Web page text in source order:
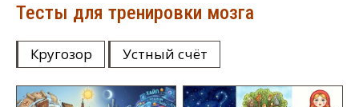
Тесты для тренировки мозга
Кругозор Устный счёт